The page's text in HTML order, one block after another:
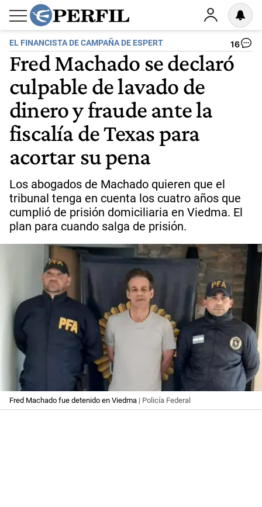
EL FINANCISTA DE CAMPAÑA DE ESPERT 16
Fred Machado se declaró
culpable de lavado de
dinero y fraude ante la
fiscalía de Texas para
acortar su pena
Los abogados de Machado quieren que el
tribunal tenga en cuenta los cuatro años que
cumplió de prisión domiciliaria en Viedma. El
plan para cuando salga de prisión.
Fred Machado fue detenido en Viedma | Policía Federal